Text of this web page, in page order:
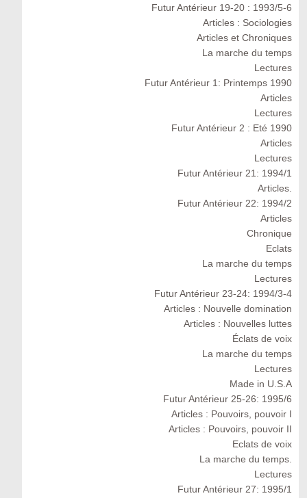
Futur Antérieur 19-20 : 1993/5-6
Articles : Sociologies
Articles et Chroniques
La marche du temps
Lectures
Futur Antérieur 1: Printemps 1990
Articles
Lectures
Futur Antérieur 2 : Eté 1990
Articles
Lectures
Futur Antérieur 21: 1994/1
Articles.
Futur Antérieur 22: 1994/2
Articles
Chronique
Eclats
La marche du temps
Lectures
Futur Antérieur 23-24: 1994/3-4
Articles : Nouvelle domination
Articles : Nouvelles luttes
Éclats de voix
La marche du temps
Lectures
Made in U.S.A
Futur Antérieur 25-26: 1995/6
Articles : Pouvoirs, pouvoir I
Articles : Pouvoirs, pouvoir II
Eclats de voix
La marche du temps.
Lectures
Futur Antérieur 27: 1995/1